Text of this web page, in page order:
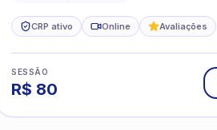
CRP ativo Online Avaliações
SESSÃO
R$ 80